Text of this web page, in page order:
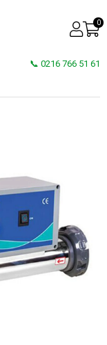
0
📞 0216 766 51 61